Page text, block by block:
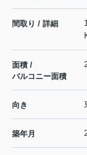
間取り / 詳細
面積 /
バルコニー面積
向き
築年月